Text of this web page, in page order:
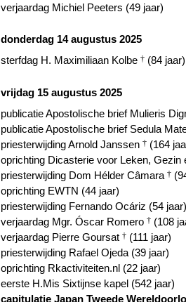
verjaardag Michiel Peeters (49 jaar)
donderdag 14 augustus 2025
sterfdag H. Maximiliaan Kolbe † (84 jaar)
vrijdag 15 augustus 2025
publicatie Apostolische brief Mulieris
publicatie Apostolische brief Sedula
priesterwijding Arnold Janssen † (164
oprichting Dicasterie voor Leken, Gezin
priesterwijding Dom Hélder Câmara †
oprichting EWTN (44 jaar)
priesterwijding Fernando Ocáriz (54 jaar)
verjaardag Mgr. Óscar Romero † (108
verjaardag Pierre Goursat † (111 jaar)
priesterwijding Rafael Ojeda (39 jaar)
oprichting Rkactiviteiten.nl (22 jaar)
eerste H.Mis Sixtijnse kapel (542 jaar)
capitulatie Japan Tweede